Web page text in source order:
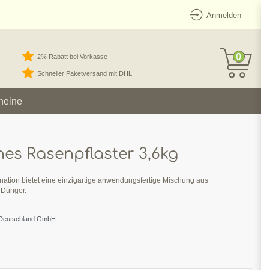
Anmelden
2% Rabatt bei Vorkasse
Schneller Paketversand mit DHL
0
Rasenpflaster 3,6kg
bietet eine einzigartige anwendungsfertige Mischung aus
GmbH